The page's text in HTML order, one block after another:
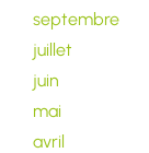
septembre
juillet
juin
mai
avril